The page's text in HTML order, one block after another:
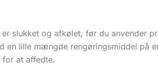
slukket og afkølet, før du anvender
en lille mængde rengøringsmiddel på
at affedte.